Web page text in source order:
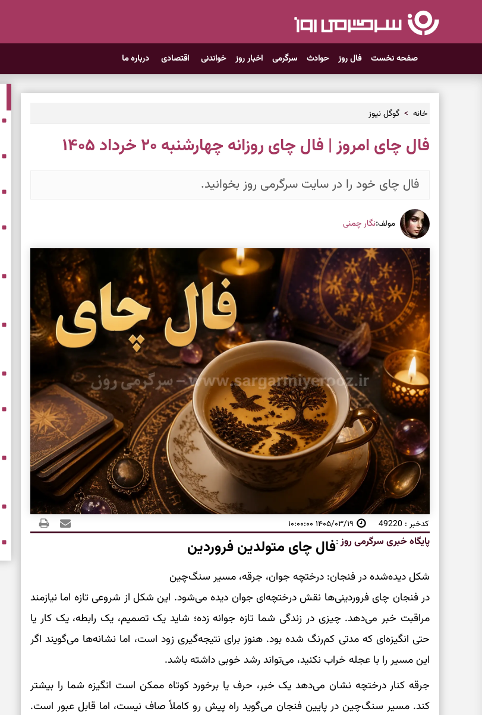
صفحه نخست فال روز حوادث سرگرمی اخبار روز خواندنی اقتصادی درباره ما
خانه گوگل نیوز
فال چای امروز | فال چای روزانه چهارشنبه ۲۰ خرداد ۱۴۰۵
فال چای خود را در سایت سرگرمی روز بخوانید.
مولف:نگار چمنی
کدخبر : 49220 ۱۴۰۵/۰۳/۱۹ ۱۰:۰۰:۰۰
پایگاه خبری سرگرمی روز:فال چای متولدین فروردین
شکل دیده‌شده در فنجان: درختچه جوان، جرقه، مسیر سنگ‌چین
در فنجان چای فروردینی‌ها نقش درختچه‌ای جوان دیده می‌شود. این شکل از شروعی تازه اما نیازمند
مراقبت خبر می‌دهد. چیزی در زندگی شما تازه جوانه زده؛ شاید یک تصمیم، یک رابطه، یک کار یا
حتی انگیزه‌ای که مدتی کم‌رنگ شده بود. هنوز برای نتیجه‌گیری زود است، اما نشانه‌ها می‌گویند اگر
این مسیر را با عجله خراب نکنید، می‌تواند رشد خوبی داشته باشد.
جرقه کنار درختچه نشان می‌دهد یک خبر، حرف یا برخورد کوتاه ممکن است انگیزه شما را بیشتر
کند. مسیر سنگ‌چین در پایین فنجان می‌گوید راه پیش رو کاملاً صاف نیست، اما قابل عبور است.